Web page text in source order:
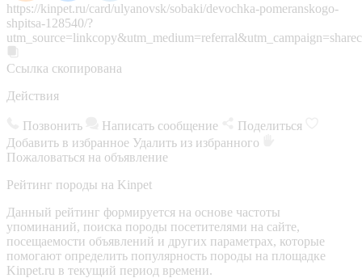
https://kinpet.ru/card/ulyanovsk/sobaki/devochka-pomeranskogo-
shpitsa-128540/?
Ссылка скопирована
Действия
Позвонить Написать сообщение
Поделиться
Добавить в избранное Удалить из избранного
Пожаловаться на объявление
Рейтинг породы на Kinpet
Данный рейтинг формируется на основе частоты
упоминаний, поиска породы посетителями на сайте,
посещаемости объявлений и других параметрах, которые
помогают определить популярность породы на площадке
Kinpet.ru в текущий период времени.